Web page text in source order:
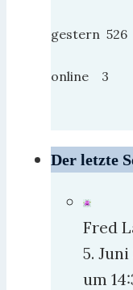
gestern 526
online 3
Der letzte
Fred
5.
um